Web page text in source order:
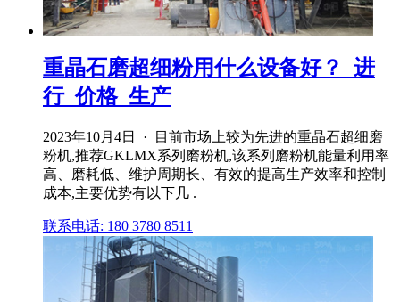
重晶石磨超细粉用什么设备好？_进
行_价格_生产
2023年10月4日 · 目前市场上较为先进的重晶石超细磨
粉机,推荐GKLMX系列磨粉机,该系列磨粉机能量利用率
高、磨耗低、维护周期长、有效的提高生产效率和控制
成本,主要优势有以下几 .
联系电话: 180 3780 8511